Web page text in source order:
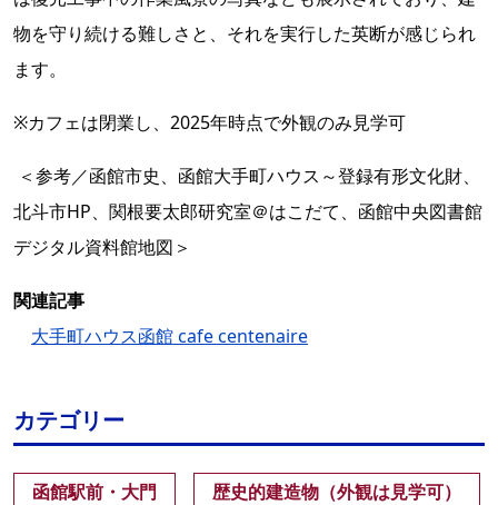
物を守り続ける難しさと、それを実行した英断が感じられ
ます。
※カフェは閉業し、2025年時点で外観のみ見学可
＜参考／函館市史、函館大手町ハウス～登録有形文化財、
北斗市HP、関根要太郎研究室＠はこだて、函館中央図書館
デジタル資料館地図＞
関連記事
大手町ハウス函館 cafe centenaire
カテゴリー
函館駅前・大門 歴史的建造物（外観は見学可）